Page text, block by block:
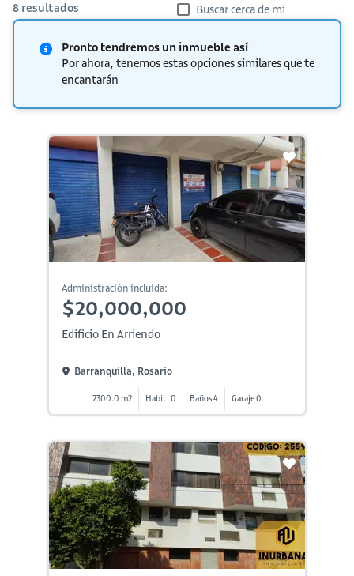
8 resultados Buscar cerca de mi
Pronto tendremos un inmueble así
Por ahora, tenemos estas opciones similares que te
encantarán
Administración incluida:
$20,000,000
Edificio En Arriendo
Barranquilla, Rosario
2300.0 m2 Habit. 0 Baños 4 Garaje 0